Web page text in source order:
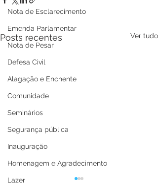
Nota de Esclarecimento
Emenda Parlamentar
Nota de Pesar
Defesa Civil
Alagação e Enchente
Comunidade
Seminários
Segurança pública
Inauguração
Homenagem e Agradecimento
Lazer
Posts recentes Ver tudo